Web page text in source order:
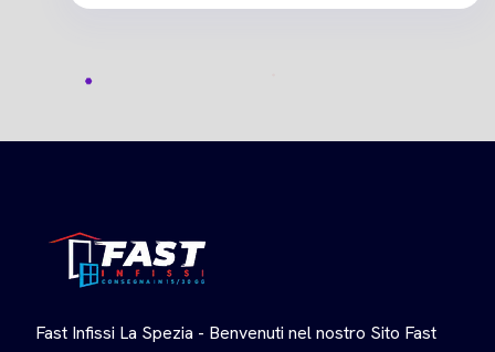
Fast Infissi La Spezia - Benvenuti nel nostro Sito Fast